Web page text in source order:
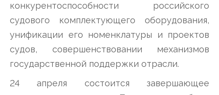
конкурентоспособности российского
судового комплектующего оборудования,
унификации его номенклатуры и проектов
судов, совершенствовании механизмов
государственной поддержки отрасли.
24 апреля состоится завершающее